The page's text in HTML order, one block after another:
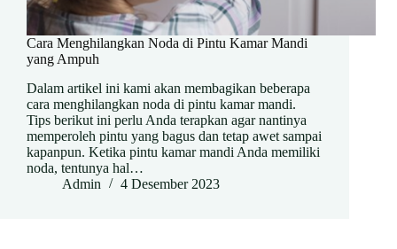
Cara Menghilangkan Noda di Pintu Kamar Mandi
yang Ampuh
Dalam artikel ini kami akan membagikan beberapa
cara menghilangkan noda di pintu kamar mandi.
Tips berikut ini perlu Anda terapkan agar nantinya
memperoleh pintu yang bagus dan tetap awet sampai
kapanpun. Ketika pintu kamar mandi Anda memiliki
noda, tentunya hal…
Admin
4 Desember 2023